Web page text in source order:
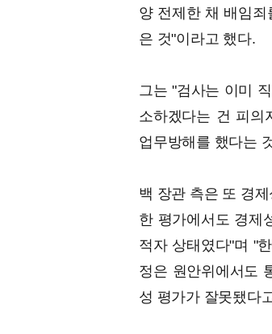
양 전제한 채 배임
은 것"이라고 했다.
그는 "검사는 이미
소하겠다는 건 피의
업무방해를 했다는
백 장관 측은 또 경
한 평가에서도 경제
적자 상태였다"며 "
정은 원안위에서도
성 평가가 잘못됐다